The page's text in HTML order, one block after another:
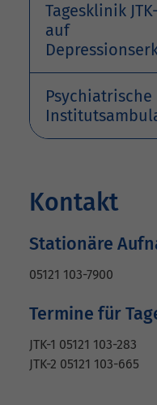
Tagesklinik
auf
Psychiatrische
Kontakt
Stationäre
05121 103-7900
Termine für
JTK-1 05121 103-283
JTK-2 05121 103-665